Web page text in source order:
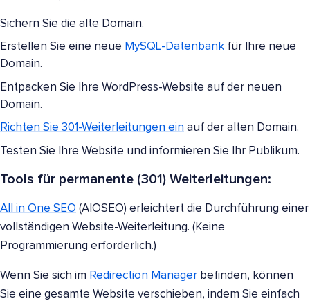
Sichern Sie die alte Domain.
Erstellen Sie eine neue MySQL-Datenbank für Ihre neue
Domain.
Entpacken Sie Ihre WordPress-Website auf der neuen
Domain.
Richten Sie 301-Weiterleitungen ein auf der alten Domain.
Testen Sie Ihre Website und informieren Sie Ihr Publikum.
Tools für permanente (301) Weiterleitungen:
All in One SEO (AIOSEO) erleichtert die Durchführung einer
vollständigen Website-Weiterleitung. (Keine
Programmierung erforderlich.)
Wenn Sie sich im Redirection Manager befinden, können
Sie eine gesamte Website verschieben, indem Sie einfach